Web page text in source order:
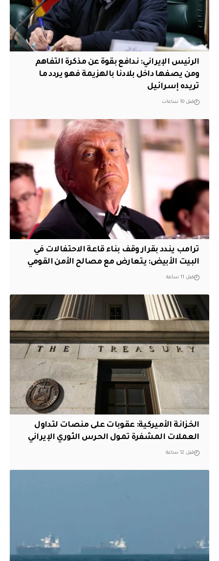
الرئيس الإيراني: ندافع بقوة عن مذكرة التفاهم
ومن يصفها داخل بلادنا بالهزيمة فهو يردد ما
تريده إسرائيل
قبل 10 ساعات
ترامب يندد بقرار وقف بناء قاعة الاحتفالات في
البيت الأبيض: يتعارض مع مصالح الأمن القومي
قبل 11 ساعة
الخزانة الأميركية: عقوبات على منصات لتداول
العملات المشفرة تمول الحرس الثوري الإيراني
قبل 12 ساعة